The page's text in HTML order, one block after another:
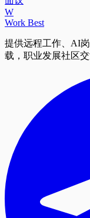
W
Work Best
提供远程工作、AI
载，职业发展社区交